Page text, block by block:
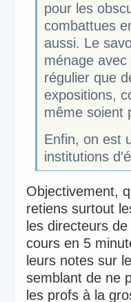
pour les
combattues
aussi. Le
ménage
régulier que
expositions,
même soient
Enfin, on est
institutions
Objectivement,
retiens surtout
les directeurs
cours en 5
leurs notes sur
semblant de ne
les profs à la